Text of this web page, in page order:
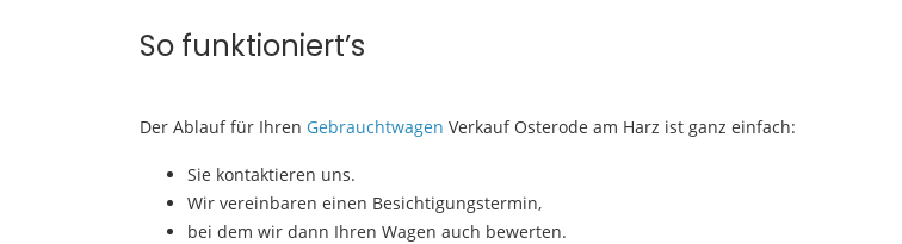
So funktioniert’s
Der Ablauf für Ihren Gebrauchtwagen Verkauf Osterode am Harz ist ganz einfach:
Sie kontaktieren uns.
Wir vereinbaren einen Besichtigungstermin,
bei dem wir dann Ihren Wagen auch bewerten.